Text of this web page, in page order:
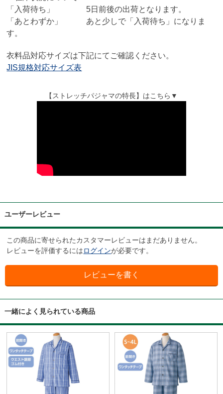
「入荷待ち」 5日前後の出荷となります。
「あとわずか」 あと少しで「入荷待ち」になりま
す。
衣料品対応サイズは下記にてご確認ください。
JIS規格対応サイズ表
【ストレッチパジャマの特長】はこちら▼
ユーザーレビュー
この商品に寄せられたカスタマーレビューはまだありません。
レビューを評価するにはログインが必要です。
一緒によく見られている商品